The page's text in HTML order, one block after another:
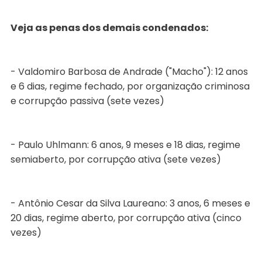
Veja as penas dos demais condenados:
- Valdomiro Barbosa de Andrade ("Macho"): 12 anos
e 6 dias, regime fechado, por organização criminosa
e corrupção passiva (sete vezes)
- Paulo Uhlmann: 6 anos, 9 meses e 18 dias, regime
semiaberto, por corrupção ativa (sete vezes)
- Antônio Cesar da Silva Laureano: 3 anos, 6 meses e
20 dias, regime aberto, por corrupção ativa (cinco
vezes)